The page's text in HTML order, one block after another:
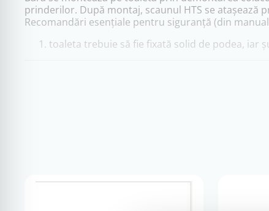
prinderilor. După montaj, scaunul HTS se
Recomandări esențiale pentru siguranță (din
toaleta trebuie să fie fixată solid de podea, iar
Termen estimativ de livrare:7–21 zile lucrătoare